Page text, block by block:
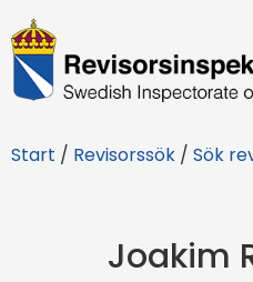
R
e
i
Start / Revisorssök / Sök
Joakim